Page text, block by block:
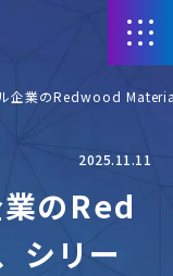
企業のRedwood
2025.11.11
のRed
シリー